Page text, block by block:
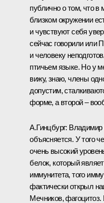
публично о том, что
близком окружении
и чувствуют себя
сейчас говорили или
и человеку
птичьем языке. Но у
вижу, знаю, члены
допустим,
форме, а второй –
А.Гинцбург: Владимир
объясняется. У того
очень высокий
белок, который
иммунитета, того
фактически открыл
Мечников,